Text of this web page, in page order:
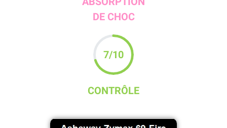
DE CHOC
7/10
CONTRÔLE